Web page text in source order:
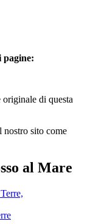
pagine:
originale di questa
sito come
al Mare